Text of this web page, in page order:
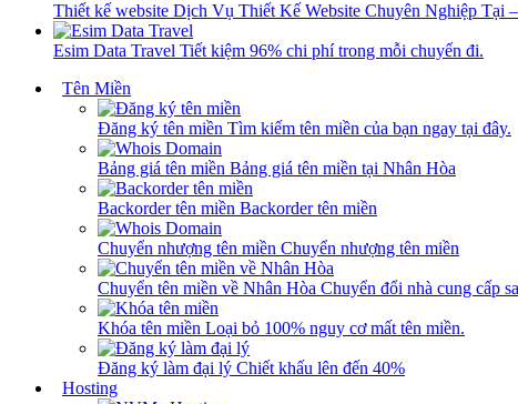
Thiết kế website Dịch Vụ Thiết Kế Website Chuyên Nghiệp Tại
Esim Data Travel Tiết kiệm 96% chi phí trong mỗi chuyến đi.
Tên Miền
Đăng ký tên miền Tìm kiếm tên miền của bạn ngay tại đây.
Bảng giá tên miền Bảng giá tên miền tại Nhân Hòa
Backorder tên miền Backorder tên miền
Chuyển nhượng tên miền Chuyển nhượng tên miền
Chuyển tên miền về Nhân Hòa Chuyển đổi nhà cung cấp
Khóa tên miền Loại bỏ 100% nguy cơ mất tên miền.
Đăng ký làm đại lý Chiết khấu lên đến 40%
Hosting